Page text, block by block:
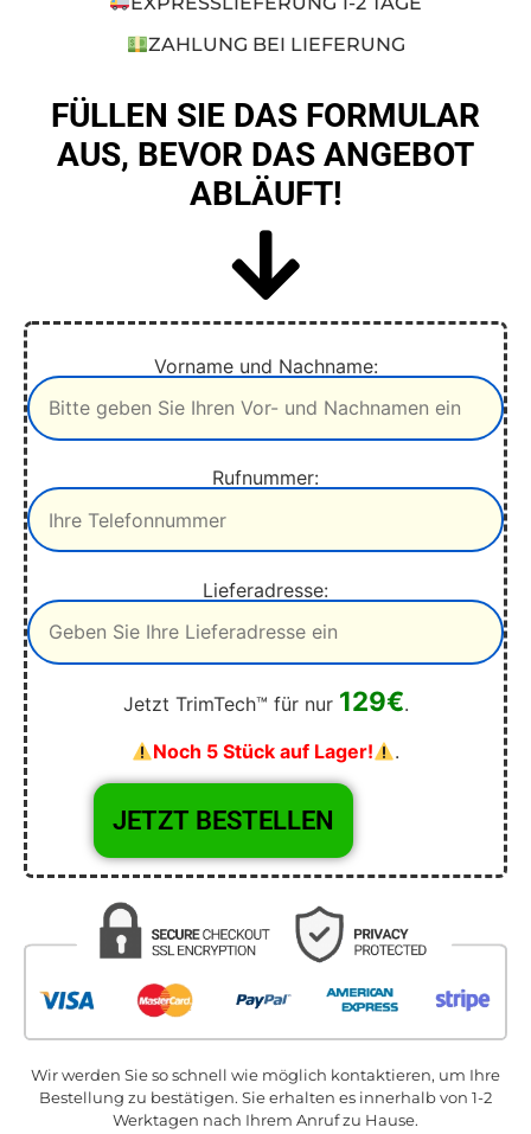
ZAHLUNG BEI LIEFERUNG
FÜLLEN SIE DAS FORMULAR
AUS, BEVOR DAS ANGEBOT
ABLÄUFT!
Vorname und Nachname:
Rufnummer:
Lieferadresse:
Jetzt TrimTech™ für nur 129€.
Noch 5 Stück auf Lager! .
Wir werden Sie so schnell wie möglich kontaktieren, um Ihre
Bestellung zu bestätigen. Sie erhalten es innerhalb von 1-2
Werktagen nach Ihrem Anruf zu Hause.